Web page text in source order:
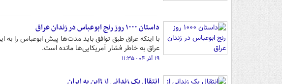
داستان ۱۰۰۰ روز رنج ابوعباس در زندان عراق
عراق به خاطر فشار آمریکایی‌ها مانده است.
۱۹ آذر ۰۴ - ۱۱:۳۵